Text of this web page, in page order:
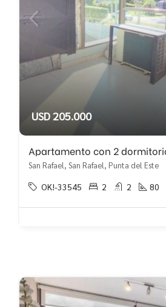
USD 205.000
San Rafael, San Rafael, Punta del Este
OK!-33545 2 2 80